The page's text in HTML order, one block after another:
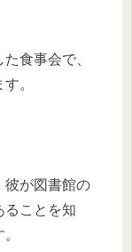
食事会で、
。
彼が図書館の
ることを知